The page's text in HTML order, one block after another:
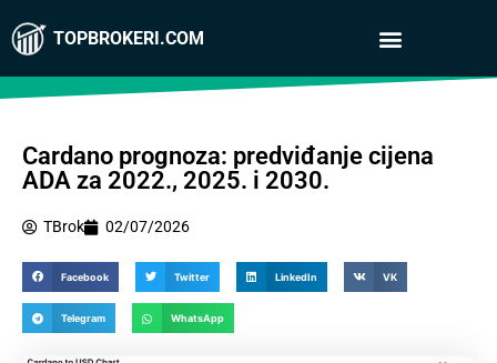
TOPBROKERI.COM
Cardano prognoza: predviđanje cijena
ADA za 2022., 2025. i 2030.
TBrok 02/07/2026
Facebook Twitter LinkedIn VK
Telegram WhatsApp